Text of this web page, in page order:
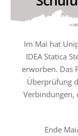
Im Mai hat
IDEA Statica
erworben. Das
Überprüfung
Verbindungen,
Ende